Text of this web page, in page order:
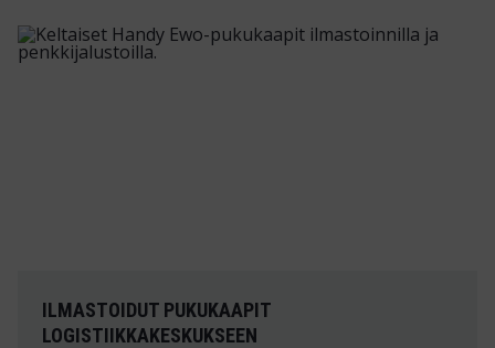
ILMASTOIDUT PUKUKAAPIT
LOGISTIIKKAKESKUKSEEN